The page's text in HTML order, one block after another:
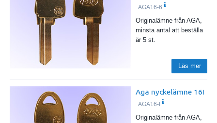
AGA16-6
Originalämne från AGA,
minsta antal att beställa
är 5 st.
Läs mer
Aga nyckelämne 16I
AGA16-I
Originalämne från AGA,